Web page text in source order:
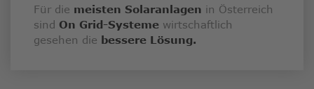
Für die meisten Solaranlagen in Österreich
sind On Grid-Systeme wirtschaftlich
gesehen die bessere Lösung.